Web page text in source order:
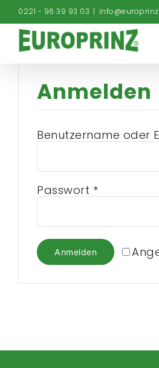
Zum
Inhalt
springen
0221 - 96 39 93 03 |
Anmelden
Benutzername oder
Passwort *Erforderlich
Anmelden